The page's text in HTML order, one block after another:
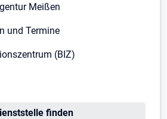
Meißen
und Termine
(BIZ)
in neuem Tab
finden